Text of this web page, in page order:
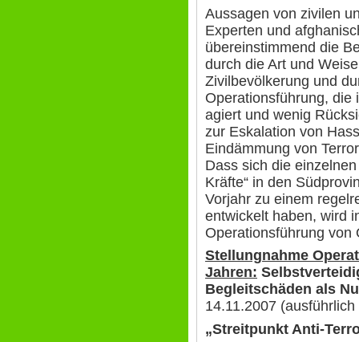
Aussagen von zivilen
Experten und
übereinstimmend die
durch die Art und
Zivilbevölkerung und
Operationsführung, die
agiert und wenig
zur Eskalation von
Eindämmung von
Dass sich die
Kräfte“ in den
Vorjahr zu einem
entwickelt haben, wird
Operationsführung
Stellungnahme
Jahren:
Begleitschäden als
14.11.2007
„Streitpunkt Anti-